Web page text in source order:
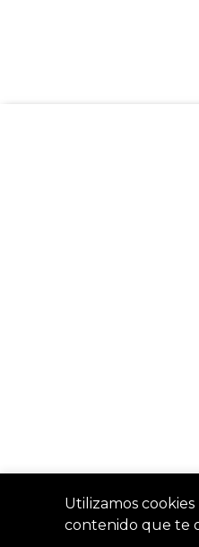
Utilizamos
contenido que te